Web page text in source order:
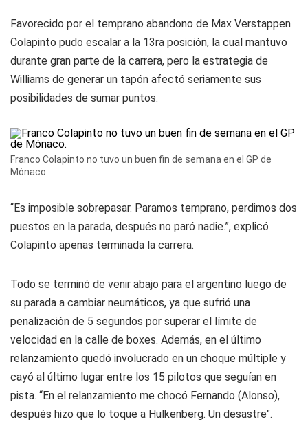
Favorecido por el temprano abandono de Max Verstappen
Colapinto pudo escalar a la 13ra posición, la cual mantuvo
durante gran parte de la carrera, pero la estrategia de
Williams de generar un tapón afectó seriamente sus
posibilidades de sumar puntos.
Franco Colapinto no tuvo un buen fin de semana en el GP de
Mónaco.
“Es imposible sobrepasar. Paramos temprano, perdimos dos
puestos en la parada, después no paró nadie.”, explicó
Colapinto apenas terminada la carrera.
Todo se terminó de venir abajo para el argentino luego de
su parada a cambiar neumáticos, ya que sufrió una
penalización de 5 segundos por superar el límite de
velocidad en la calle de boxes. Además, en el último
relanzamiento quedó involucrado en un choque múltiple y
cayó al último lugar entre los 15 pilotos que seguían en
pista. “En el relanzamiento me chocó Fernando (Alonso),
después hizo que lo toque a Hulkenberg. Un desastre".